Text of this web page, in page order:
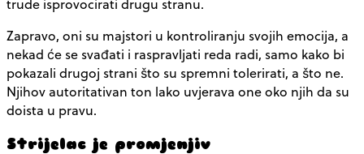
trude isprovocirati drugu stranu.
Zapravo, oni su majstori u kontroliranju svojih emocija, a
nekad će se svađati i raspravljati reda radi, samo kako bi
pokazali drugoj strani što su spremni tolerirati, a što ne.
Njihov autoritativan ton lako uvjerava one oko njih da su
doista u pravu.
Strijelac je promjenjiv